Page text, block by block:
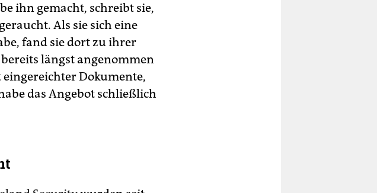
ihn gemacht, schreibt sie,
Als sie sich eine
fand sie dort zu ihrer
längst angenommen
Dokumente,
das Angebot schließlich